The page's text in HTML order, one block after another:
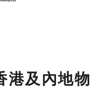
港及內地物